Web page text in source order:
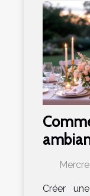
votre
Créer